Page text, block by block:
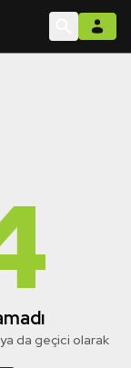
ya da geçici olarak